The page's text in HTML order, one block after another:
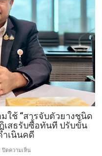
ใช้ “สารจับตัวยางชนิด
เสธรับซื้อทันที ปรับขั้น
ำเนินคดี
ปิดความเห็น